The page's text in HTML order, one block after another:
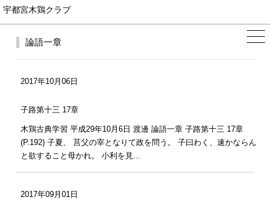
宇都宮木鶏クラブ
論語一章
2017年10月06日
子路第十三 17章
木鶏古典学習 平成29年10月6日 渡邊 論語一章 子路第十三 17章
(P.192) 子夏、 莒父の宰となりて政を問う。 子曰わく、速かならん
と欲すること母かれ。 小利を見...
2017年09月01日